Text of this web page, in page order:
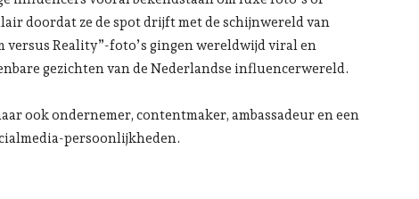
doordat ze de spot drijft met de schijnwereld van
versus Reality”-foto’s gingen wereldwijd viral en
gezichten van de Nederlandse influencerwereld.
ook ondernemer, contentmaker, ambassadeur en een
persoonlijkheden.